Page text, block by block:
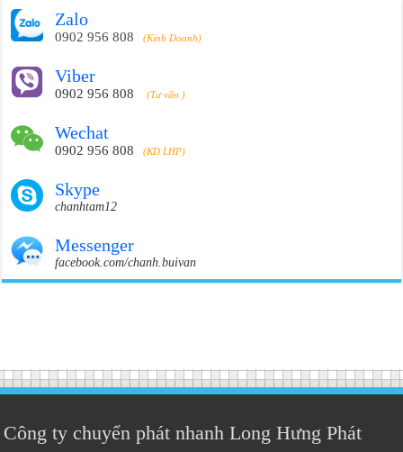
Zalo
0902 956 808 (Kinh Doanh)
Viber
0902 956 808 (Tư vấn )
Wechat
0902 956 808 (KD LHP)
Skype
chanhtam12
Messenger
facebook.com/chanh.buivan
Công ty chuyển phát nhanh Long Hưng Phát